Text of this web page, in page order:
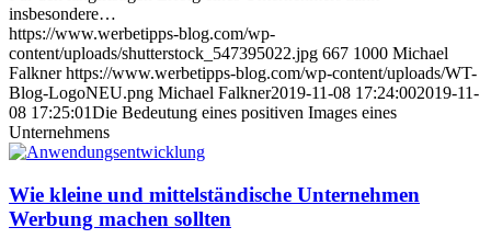
insbesondere…
https://www.werbetipps-blog.com/wp-
content/uploads/shutterstock_547395022.jpg 667 1000 Michael
Falkner https://www.werbetipps-blog.com/wp-content/uploads/WT-
Blog-LogoNEU.png Michael Falkner2019-11-08 17:24:002019-11-
08 17:25:01Die Bedeutung eines positiven Images eines
Unternehmens
Wie kleine und mittelständische Unternehmen
Werbung machen sollten